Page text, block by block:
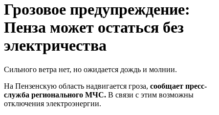
Грозовое предупреждение:
Пенза может остаться без
электричества
Сильного ветра нет, но ожидается дождь и молнии.
На Пензенскую область надвигается гроза, сообщает пресс-
служба регионального МЧС. В связи с этим возможны
отключения электроэнергии.